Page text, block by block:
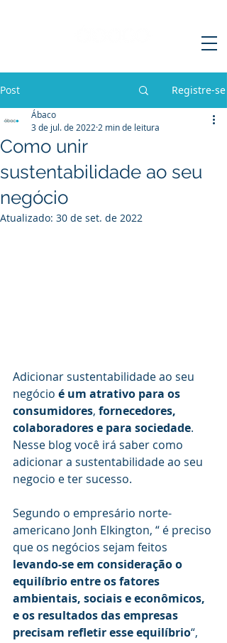
Post Registre-se
Como unir
sustentabilidade ao seu
negócio
Ábaco
3 de jul. de 2022 2 min de leitura
Atualizado: 30 de set. de 2022
Adicionar sustentabilidade ao seu
negócio é um atrativo para os
consumidores, fornecedores,
colaboradores e para sociedade.
Nesse blog você irá saber como
adicionar a sustentabilidade ao seu
negocio e ter sucesso.
Segundo o empresário norte-
americano Jonh Elkington, “ é preciso
que os negócios sejam feitos
levando-se em consideração o
equilíbrio entre os fatores
ambientais, sociais e econômicos,
e os resultados das empresas
precisam refletir esse equilíbrio“,